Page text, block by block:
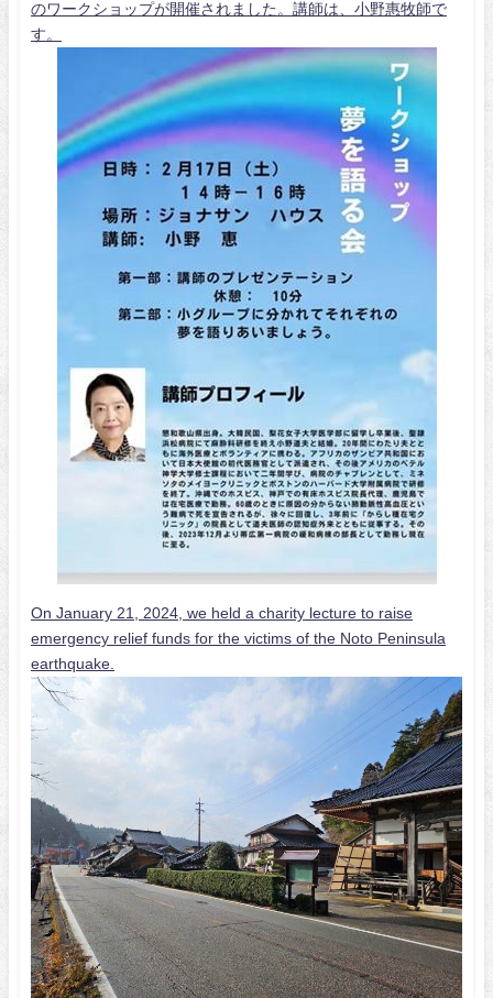
のワークショップが開催されました。講師は、小野惠牧師で
す。
On January 21, 2024, we held a charity lecture to raise
emergency relief funds for the victims of the Noto Peninsula
earthquake.